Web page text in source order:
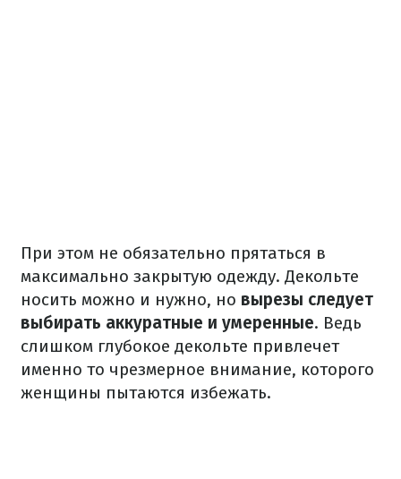
При этом не обязательно прятаться в
максимально закрытую одежду. Декольте
носить можно и нужно, но вырезы следует
выбирать аккуратные и умеренные. Ведь
слишком глубокое декольте привлечет
именно то чрезмерное внимание, которого
женщины пытаются избежать.